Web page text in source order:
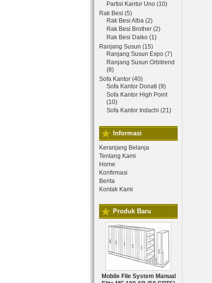
Partisi Kantor Uno (10)
Rak Besi (5)
Rak Besi Alba (2)
Rak Besi Brother (2)
Rak Besi Daiko (1)
Ranjang Susun (15)
Ranjang Susun Expo (7)
Ranjang Susun Orbitrend
(8)
Sofa Kantor (40)
Sofa Kantor Donati (9)
Sofa Kantor High Point
(10)
Sofa Kantor Indachi (21)
Informasi
Keranjang Belanja
Tentang Kami
Home
Konfirmasi
Berita
Kontak Kami
Produk Baru
Mobile File System Manual